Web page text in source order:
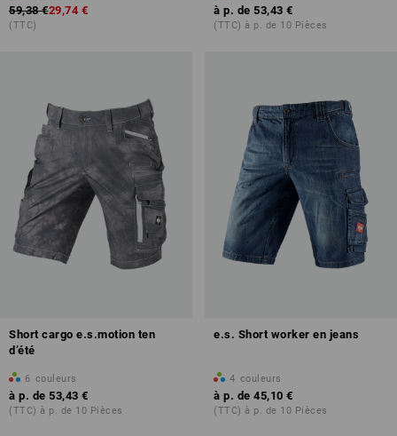
59,38 €29,74 €
(TTC)
à p. de 53,43 €
(TTC) à p. de 10 Pièces
Short cargo e.s.motion ten
d’été
6 couleurs
à p. de 53,43 €
(TTC) à p. de 10 Pièces
e.s. Short worker en jeans
4 couleurs
à p. de 45,10 €
(TTC) à p. de 10 Pièces